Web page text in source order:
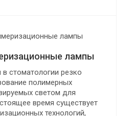
лампы
стоматологии резко
полимерных
светом для
время существует
технологий,